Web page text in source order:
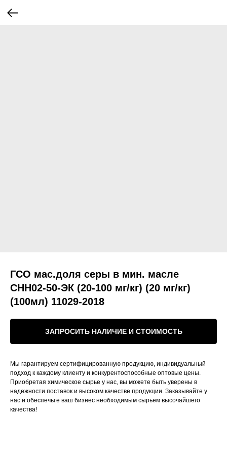
ГСО мас.доля серы в мин. масле
СНН02-50-ЭК (20-100 мг/кг) (20 мг/кг)
(100мл) 11029-2018
ЗАПРОСИТЬ НАЛИЧИЕ И СТОИМОСТЬ
Мы гарантируем сертифицированную продукцию, индивидуальный
подход к каждому клиенту и конкурентоспособные оптовые цены.
Приобретая химическое сырье у нас, вы можете быть уверены в
надежности поставок и высоком качестве продукции. Заказывайте у
нас и обеспечьте ваш бизнес необходимым сырьем высочайшего
качества!